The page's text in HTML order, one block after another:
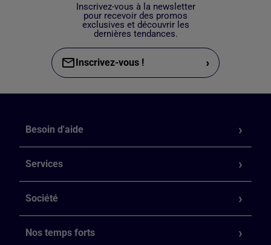
Inscrivez-vous à la newsletter
pour recevoir des promos
exclusives et découvrir les
dernières tendances.
Inscrivez-vous ! ›
Besoin d'aide
Services
Société
Nos temps forts